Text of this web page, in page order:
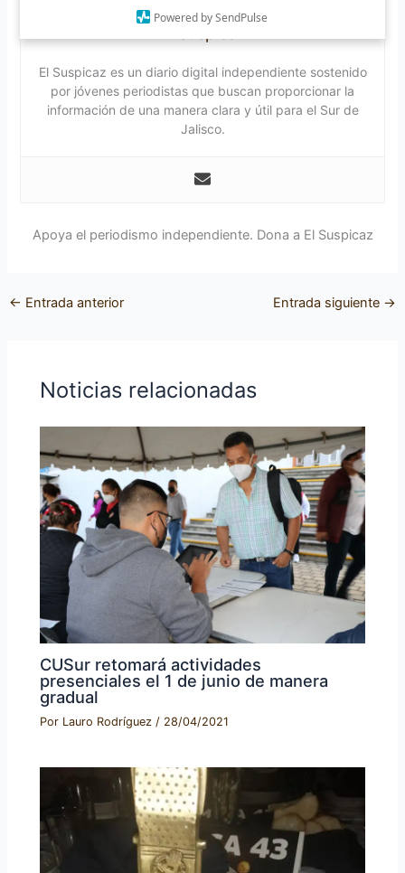
Powered by SendPulse
El Suspicaz es un diario digital independiente sostenido
por jóvenes periodistas que buscan proporcionar la
información de una manera clara y útil para el Sur de
Jalisco.
Apoya el periodismo independiente. Dona a El Suspicaz
← Entrada anterior Entrada siguiente →
Noticias relacionadas
CUSur retomará actividades
presenciales el 1 de junio de manera
gradual
Por Lauro Rodríguez/ 28/04/2021